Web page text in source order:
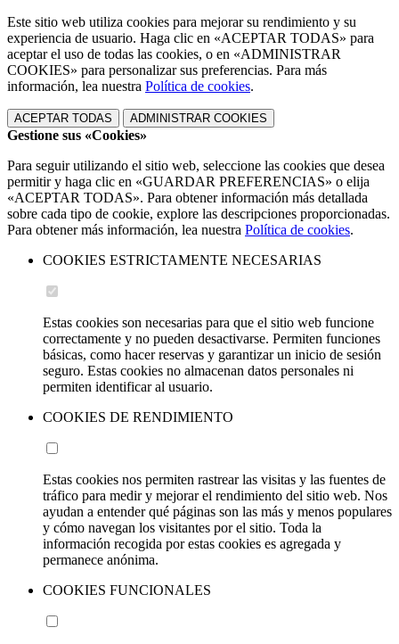
Este sitio web utiliza cookies para mejorar su rendimiento y su
experiencia de usuario. Haga clic en «ACEPTAR TODAS» para
aceptar el uso de todas las cookies, o en «ADMINISTRAR
COOKIES» para personalizar sus preferencias. Para más
información, lea nuestra Política de cookies.
ACEPTAR TODAS ADMINISTRAR COOKIES
Gestione sus «Cookies»
Para seguir utilizando el sitio web, seleccione las cookies que desea
permitir y haga clic en «GUARDAR PREFERENCIAS» o elija
«ACEPTAR TODAS». Para obtener información más detallada
sobre cada tipo de cookie, explore las descripciones proporcionadas.
Para obtener más información, lea nuestra Política de cookies.
COOKIES ESTRICTAMENTE NECESARIAS
Estas cookies son necesarias para que el sitio web funcione
correctamente y no pueden desactivarse. Permiten funciones
básicas, como hacer reservas y garantizar un inicio de sesión
seguro. Estas cookies no almacenan datos personales ni
permiten identificar al usuario.
COOKIES DE RENDIMIENTO
Estas cookies nos permiten rastrear las visitas y las fuentes de
tráfico para medir y mejorar el rendimiento del sitio web. Nos
ayudan a entender qué páginas son las más y menos populares
y cómo navegan los visitantes por el sitio. Toda la
información recogida por estas cookies es agregada y
permanece anónima.
COOKIES FUNCIONALES